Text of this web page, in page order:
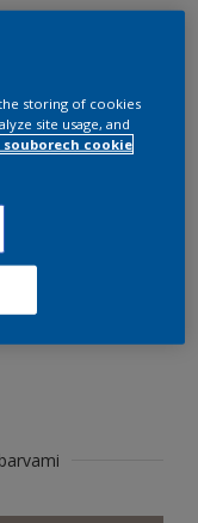
odstínu
storing of cookies
site usage, and
souborech cookie